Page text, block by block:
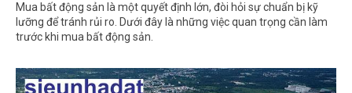
Mua bất động sản là một quyết định lớn, đòi hỏi sự chuẩn bị kỹ
lưỡng để tránh rủi ro. Dưới đây là những việc quan trọng cần làm
trước khi mua bất động sản.